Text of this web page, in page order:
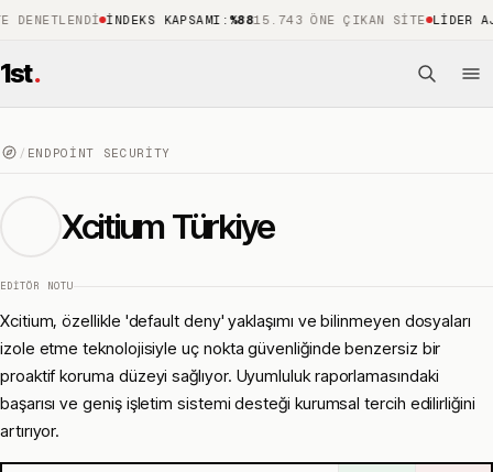
İNDEKS KAPSAMI:%8815.743 ÖNE ÇIKAN SITE LIDER AJANS :
1st.
/ ENDPOINT SECURITY
Xcitium Türkiye
EDITÖR NOTU
Xcitium, özellikle 'default deny' yaklaşımı ve bilinmeyen dosyaları
izole etme teknolojisiyle uç nokta güvenliğinde benzersiz bir
proaktif koruma düzeyi sağlıyor. Uyumluluk raporlamasındaki
başarısı ve geniş işletim sistemi desteği kurumsal tercih edilirliğini
artırıyor.